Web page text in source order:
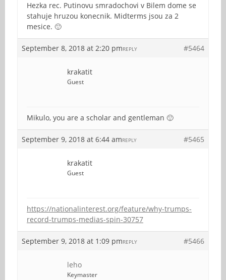
Hezka rec. Putinovu smradochovi v Bilem dome se
stahuje hruzou konecnik. Midterms jsou za 2
mesice. 🙂
September 8, 2018 at 2:20 pm #5464
REPLY
krakatit
Guest
Mikulo, you are a scholar and gentleman 🙂
September 9, 2018 at 6:44 am #5465
REPLY
krakatit
Guest
https://nationalinterest.org/feature/why-trumps-
record-trumps-medias-spin-30757
September 9, 2018 at 1:09 pm #5466
REPLY
leho
Keymaster